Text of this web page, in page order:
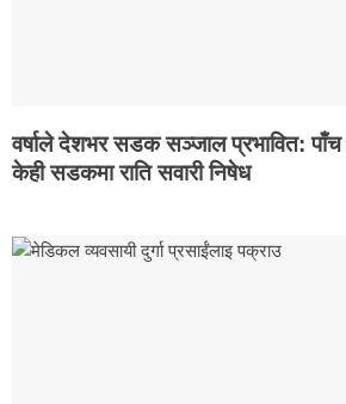
वर्षाले देशभर सडक सञ्जाल प्रभावित: पाँच
केही सडकमा राति सवारी निषेध